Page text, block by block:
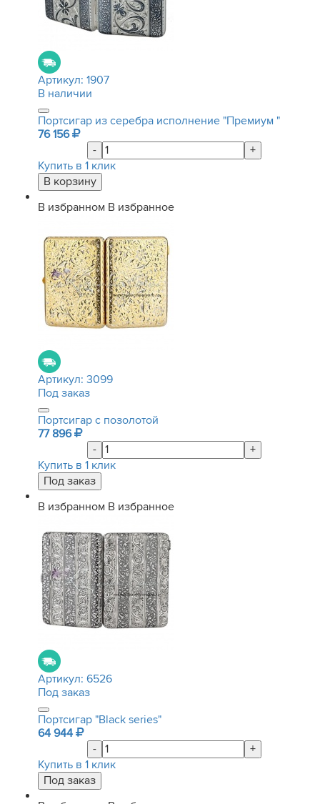
Артикул: 1907
В наличии
Портсигар из серебра исполнение "Премиум "
76 156
-
+
Купить в 1 клик
В избранном В избранное
Артикул: 3099
Под заказ
Портсигар с позолотой
77 896
-
+
Купить в 1 клик
В избранном В избранное
Артикул: 6526
Под заказ
Портсигар "Black series"
64 944
-
+
Купить в 1 клик